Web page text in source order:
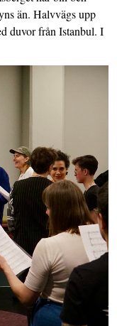
än. Halvvägs upp
duvor från Istanbul. I